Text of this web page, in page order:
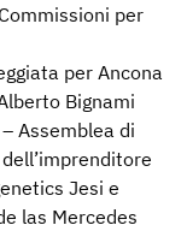
per
per Ancona
Bignami
Assemblea di
Jesi e
las Mercedes